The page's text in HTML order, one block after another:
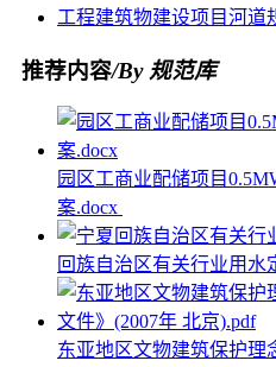
工程建筑物建设项目河道
推荐内容/By 规范库
园区工商业配储项目
案.docx
回族自治区有关行业用水
东亚地区文物建筑保护理